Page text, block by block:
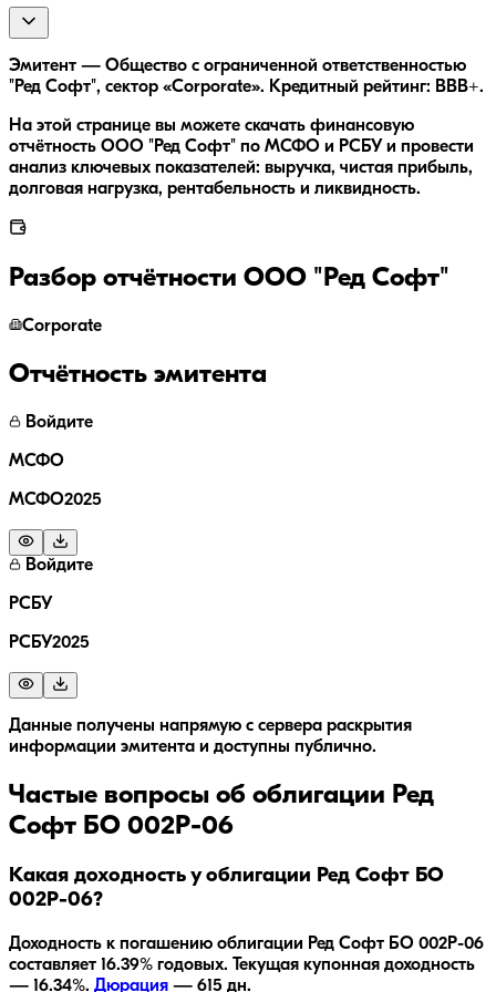
Эмитент — Общество с ограниченной ответственностью
"Ред Софт", сектор «Corporate». Кредитный рейтинг: BBB+.
На этой странице вы можете скачать финансовую
отчётность ООО "Ред Софт" по МСФО и РСБУ и провести
анализ ключевых показателей: выручка, чистая прибыль,
долговая нагрузка, рентабельность и ликвидность.
Разбор отчётности ООО "Ред Софт"
Corporate
Отчётность эмитента
Войдите
МСФО
МСФО2025
Войдите
РСБУ
РСБУ2025
Данные получены напрямую с сервера раскрытия
информации эмитента и доступны публично.
Частые вопросы об облигации Ред
Софт БО 002Р-06
Какая доходность у облигации Ред Софт БО
002Р-06?
Доходность к погашению облигации Ред Софт БО 002Р-06
составляет 16.39% годовых. Текущая купонная доходность
— 16.34%. Дюрация — 615 дн.